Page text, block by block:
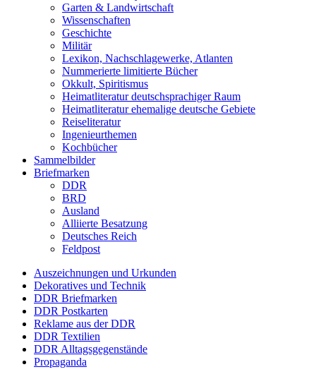
Garten & Landwirtschaft
Wissenschaften
Geschichte
Militär
Lexikon, Nachschlagewerke, Atlanten
Nummerierte limitierte Bücher
Okkult, Spiritismus
Heimatliteratur deutschsprachiger Raum
Heimatliteratur ehemalige deutsche Gebiete
Reiseliteratur
Ingenieurthemen
Kochbücher
Sammelbilder
Briefmarken
DDR
BRD
Ausland
Alliierte Besatzung
Deutsches Reich
Feldpost
Auszeichnungen und Urkunden
Dekoratives und Technik
DDR Briefmarken
DDR Postkarten
Reklame aus der DDR
DDR Textilien
DDR Alltagsgegenstände
Propaganda